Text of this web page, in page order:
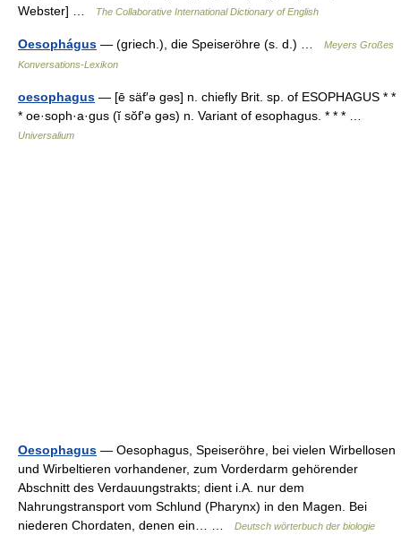
Webster] …
The Collaborative International Dictionary of English
Oesophágus — (griech.), die Speiseröhre (s. d.) …
Meyers Großes
Konversations-Lexikon
oesophagus — [ē säf′ə gəs] n. chiefly Brit. sp. of ESOPHAGUS * *
* oe·soph·a·gus (ĭ sŏfʹə gəs) n. Variant of esophagus. * * * …
Universalium
Oesophagus — Oesophagus, Speiseröhre, bei vielen Wirbellosen
und Wirbeltieren vorhandener, zum Vorderdarm gehörender
Abschnitt des Verdauungstrakts; dient i.A. nur dem
Nahrungstransport vom Schlund (Pharynx) in den Magen. Bei
niederen Chordaten, denen ein… …
Deutsch wörterbuch der biologie